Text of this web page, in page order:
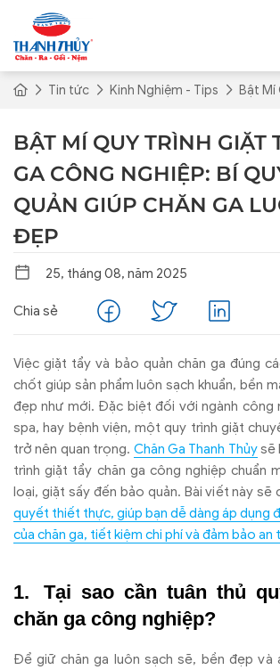
Tin tức Kinh Nghiệm - Tips Bật Mí
BẬT MÍ QUY TRÌNH GIẶT
GA CÔNG NGHIỆP: BÍ
QUẢN GIÚP CHĂN GA
ĐẸP
25, tháng 08, năm 2025
Chia sẻ
Việc giặt tẩy và bảo quản chăn ga đúng
chốt giúp sản phẩm luôn sạch khuẩn, bền m
đẹp như mới. Đặc biệtđối với ngành công
spa, hay bệnh viện, một quy trình giặt chuy
trở nên quan trọng. Chăn Ga Thanh Thủysẽ
trình giặt tẩy chăn ga công nghiệp chuẩn
loại, giặt sấy đến bảo quản. Bài viết này sẽ
quyết thiết thực, giúp bạn dễ dàng áp dụng đ
của chăn ga, tiết kiệm chi phí và đảm bảo an
Tại sao cần tuân thủ
chăn ga công nghiệp?
Để giữ chăn ga luôn sạch sẽ, bềnđẹp và